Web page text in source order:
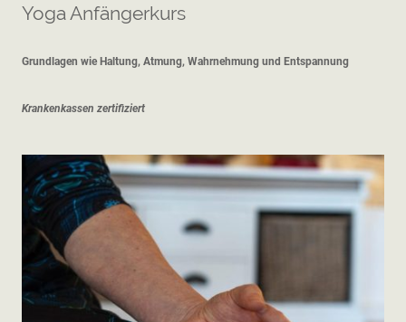
Yoga Anfängerkurs
Grundlagen wie Haltung, Atmung, Wahrnehmung und Entspannung
Krankenkassen zertifiziert